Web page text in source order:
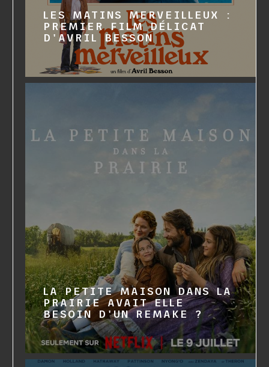
LES MATINS MERVEILLEUX :
PREMIER FILM DÉLICAT
D'AVRIL BESSON
LA PETITE MAISON DANS LA
PRAIRIE AVAIT ELLE
BESOIN D'UN REMAKE ?